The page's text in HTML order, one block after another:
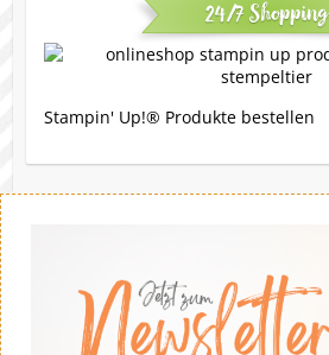
24/7 Shopping
Stampin' Up!® Produkte bestellen